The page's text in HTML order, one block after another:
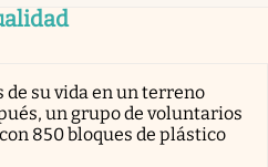
de su vida en un terreno
un grupo de voluntarios
850 bloques de plástico